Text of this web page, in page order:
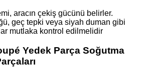
aracın çekiş gücünü belirler.
geç tepki veya siyah duman gibi
mutlaka kontrol edilmelidir
Yedek Parça Soğutma